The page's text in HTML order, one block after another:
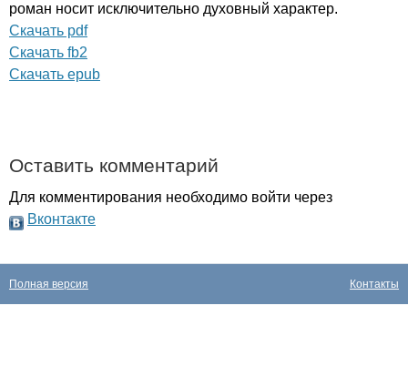
роман носит исключительно духовный характер.
Cкачать pdf
Cкачать fb2
Cкачать epub
Оставить комментарий
Для комментирования необходимо войти через
Вконтакте
Контакты
Полная версия